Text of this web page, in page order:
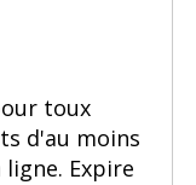
toux
d'au moins
Expire